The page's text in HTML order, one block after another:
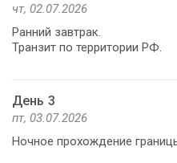
чт, 02.07.2026
Ранний завтрак.
Транзит по территории РФ.
День 3
пт, 03.07.2026
Ночное прохождение